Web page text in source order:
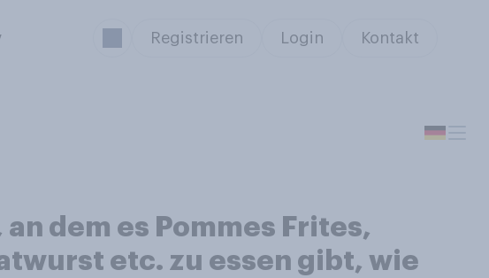
Registrieren Login Kontakt
dem es Pommes Frites,
etc. zu essen gibt, wie